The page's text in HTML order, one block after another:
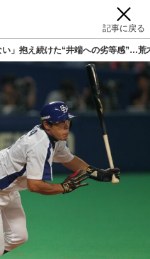
記事に戻る
」抱え続けた“井端への劣等感”…